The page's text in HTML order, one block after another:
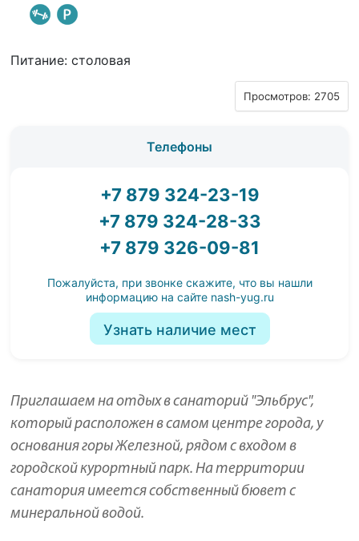
Питание: столовая
Просмотров: 2705
Телефоны
+7 879 324-23-19
+7 879 324-28-33
+7 879 326-09-81
Пожалуйста, при звонке скажите, что вы нашли
информацию на сайте nash-yug.ru
Узнать наличие мест
Приглашаем на отдых в санаторий "Эльбрус",
который расположен в самом центре города, у
основания горы Железной, рядом с входом в
городской курортный парк. На территории
санатория имеется собственный бювет с
минеральной водой.